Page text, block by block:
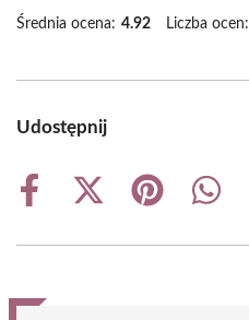
Średnia ocena: 4.92 Liczba ocen:
Udostępnij
Share
Share
(Twitter)
Share
Share